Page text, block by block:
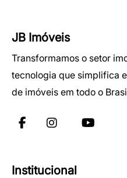
JB Imóveis
Transformamos o setor
tecnologia que simplifica
de imóveis em todo o
Institucional